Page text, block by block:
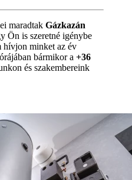
maradtak Gázkazán
Ön is szeretné igénybe
hívjon minket az év
bármikor a +36
és szakembereink